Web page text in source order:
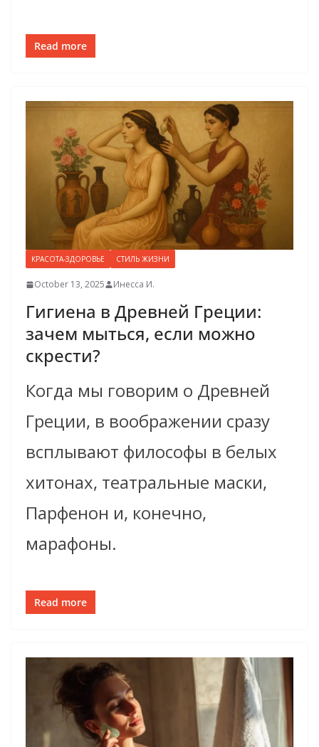
Read more
КРАСОТА-ЗДОРОВЬЕ СТИЛЬ ЖИЗНИ
October 13, 2025 Инесса И.
Гигиена в Древней Греции:
зачем мыться, если можно
скрести?
Когда мы говорим о Древней
Греции, в воображении сразу
всплывают философы в белых
хитонах, театральные маски,
Парфенон и, конечно,
марафоны.
Read more